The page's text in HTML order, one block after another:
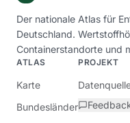
Der nationale Atlas für
Deutschland.
Containerstandorte und
ATLAS
Karte
Bundesländer
PROJEKT